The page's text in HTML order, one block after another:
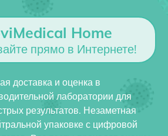
Home
прямо в Интернете!
доставка и оценка в
лаборатории для
результатов. Незаметная
упаковке с цифровой